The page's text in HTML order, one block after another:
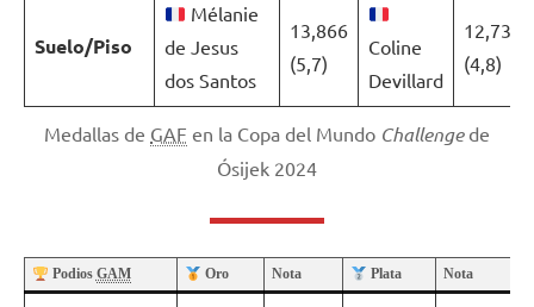
Suelo/Piso
Mélanie
de Jesus
dos Santos
13,866
(5,7)
Coline
Devillard
12,733
(4,8)
Medallas de GAF en la Copa del Mundo Challengede
Ósijek 2024
Podios GAM Oro Nota Plata Nota